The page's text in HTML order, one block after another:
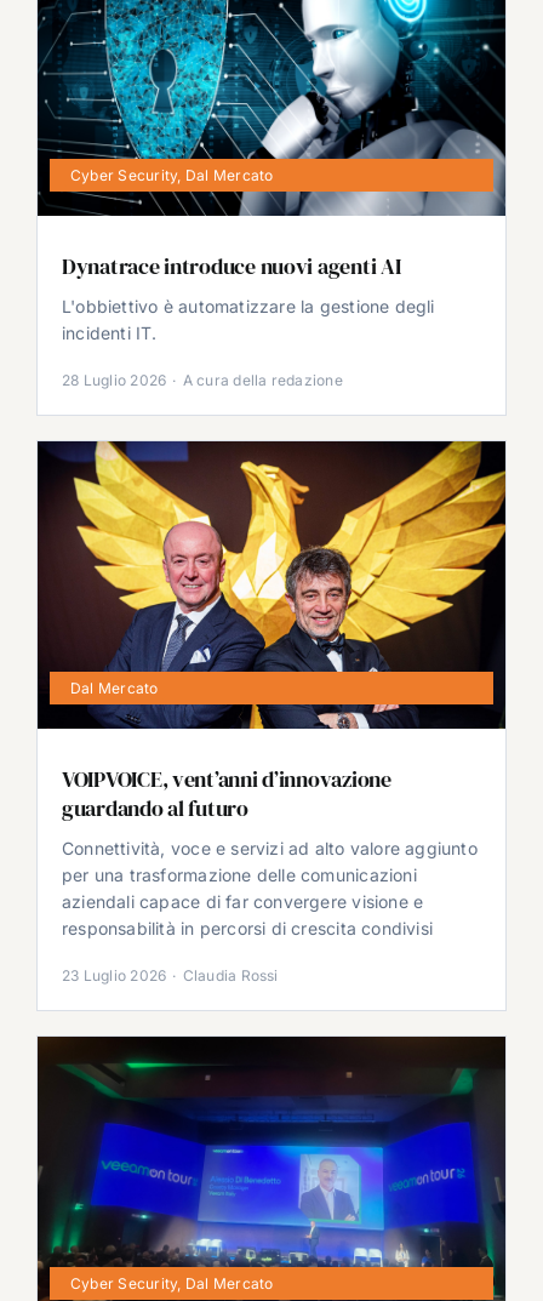
Cyber Security, Dal Mercato
Dynatrace introduce nuovi agenti AI
L'obbiettivo è automatizzare la gestione degli
incidenti IT.
28 Luglio 2026 · A cura della redazione
Dal Mercato
VOIPVOICE, vent’anni d’innovazione
guardando al futuro
Connettività, voce e servizi ad alto valore aggiunto
per una trasformazione delle comunicazioni
aziendali capace di far convergere visione e
responsabilità in percorsi di crescita condivisi
23 Luglio 2026 · Claudia Rossi
Cyber Security, Dal Mercato